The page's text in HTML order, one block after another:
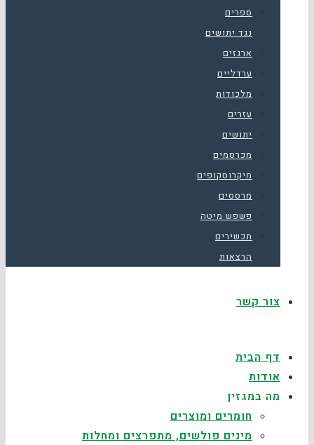
ספרים
נגד יתושים
ארגזים
ערדליים
מלכודות
עזרים
יתושים
מכרסמים
מיקרוסקופים
מרססים
פשפש מיטה
תכשירים
הרצאות
צור קשר
דף הבית
אודות
מה במגזין
חומרים ומוצרים
מינים פולשים, מתפרצים ומחלות